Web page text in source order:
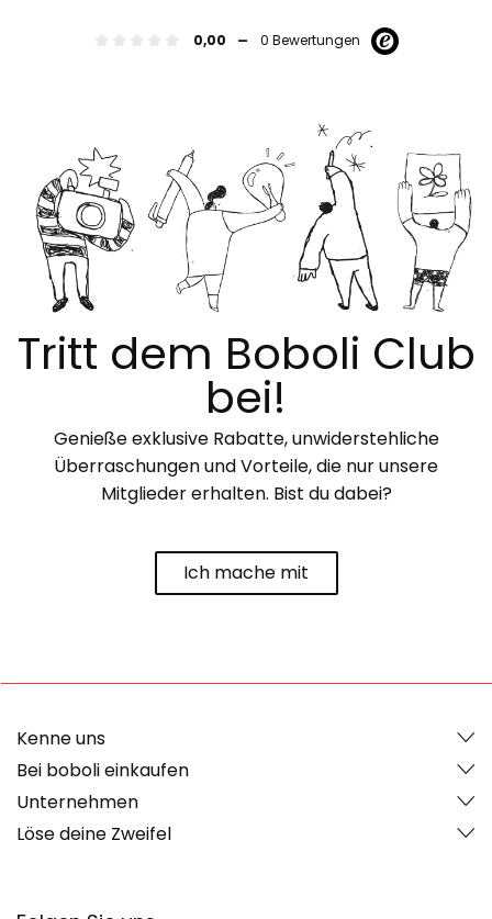
0,00 - 0 Bewertungen
Tritt dem Boboli Club
bei!
Genieße exklusive Rabatte, unwiderstehliche
Überraschungen und Vorteile, die nur unsere
Mitglieder erhalten. Bist du dabei?
Ich mache mit
Bei boboli einkaufen
Unternehmen
Kenne uns
Löse deine Zweifel